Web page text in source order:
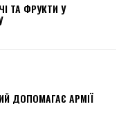
ТА ФРУКТИ У
ДОПОМАГАЄ АРМІЇ